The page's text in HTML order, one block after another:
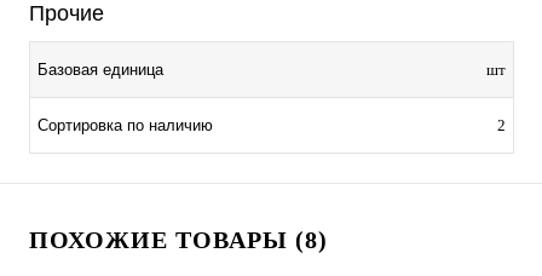
Прочие
Базовая единица шт
Сортировка по наличию 2
ПОХОЖИЕ ТОВАРЫ (8)